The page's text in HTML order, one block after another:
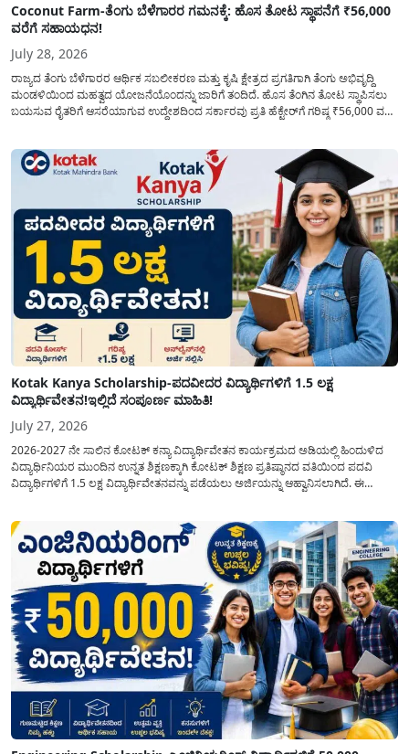
Coconut Farm-ತೆಂಗು ಬೆಳೆಗಾರರ ಗಮನಕ್ಕೆ: ಹೊಸ ತೋಟ ಸ್ಥಾಪನೆಗೆ ₹56,000
ವರೆಗೆ ಸಹಾಯಧನ!
July 28, 2026
ರಾಜ್ಯದ ತೆಂಗು ಬೆಳೆಗಾರರ ಆರ್ಥಿಕ ಸಬಲೀಕರಣ ಮತ್ತು ಕೃಷಿ ಕ್ಷೇತ್ರದ ಪ್ರಗತಿಗಾಗಿ ತೆಂಗು ಅಭಿವೃದ್ದಿ
ಮಂಡಳಿಯಿಂದ ಮಹತ್ವದ ಯೋಜನೆಯೊಂದನ್ನು ಜಾರಿಗೆ ತಂದಿದೆ. ಹೊಸ ತೆಂಗಿನ ತೋಟ ಸ್ಥಾಪಿಸಲು
ಬಯಸುವ ರೈತರಿಗೆ ಆಸರೆಯಾಗುವ ಉದ್ದೇಶದಿಂದ ಸರ್ಕಾರವು ಪ್ರತಿ ಹೆಕ್ಟೇರ್‌ಗೆ ಗರಿಷ್ಠ ₹56,000 ವರೆಗೆ
Kotak Kanya Scholarship-ಪದವೀದರ ವಿದ್ಯಾರ್ಥಿಗಳಿಗೆ 1.5 ಲಕ್ಷ
ವಿದ್ಯಾರ್ಥಿವೇತನ!ಇಲ್ಲಿದೆ ಸಂಪೂರ್ಣ ಮಾಹಿತಿ!
July 27, 2026
2026-2027 ನೇ ಸಾಲಿನ ಕೋಟಕ್ ಕನ್ಯಾ ವಿದ್ಯಾರ್ಥಿವೇತನ ಕಾರ್ಯಕ್ರಮದ ಅಡಿಯಲ್ಲಿ ಹಿಂದುಳಿದ
ವಿದ್ಯಾರ್ಥಿನಿಯರ ಮುಂದಿನ ಉನ್ನತ ಶಿಕ್ಷಣಕ್ಕಾಗಿ ಕೋಟಕ್ ಶಿಕ್ಷಣ ಪ್ರತಿಷ್ಠಾನದ ವತಿಯಿಂದ ಪದವಿ
ವಿದ್ಯಾರ್ಥಿಗಳಿಗೆ 1.5 ಲಕ್ಷ ವಿದ್ಯಾರ್ಥಿವೇತನವನ್ನು ಪಡೆಯಲು ಅರ್ಜಿಯನ್ನು ಆಹ್ವಾನಿಸಲಾಗಿದೆ. ಈ